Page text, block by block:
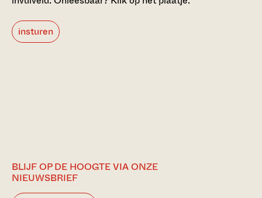
insturen
BLIJF OP DE HOOGTE VIA ONZE
NIEUWSBRIEF